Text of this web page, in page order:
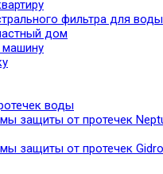
фильтра для воды
дом
машину
воды
защиты от протечек
защиты от протечек